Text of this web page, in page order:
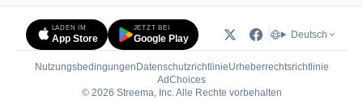
LADEN IM
App Store
JETZT BEI
Google Play Deutsch
Nutzungsbedingungen DatenschutzrichtlinieUrheberrechtsrichtlinie
AdChoices(öffnet in neuem Tab)
© 2026 Streema, Inc. Alle Rechte vorbehalten